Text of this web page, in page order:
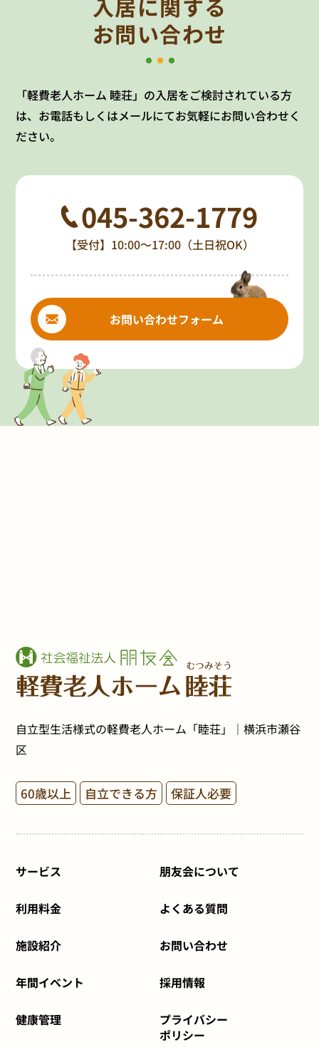
入居に関する
お問い合わせ
「軽費老人ホーム 睦荘」の入居をご検討されている方
は、お電話もしくはメールにてお気軽にお問い合わせく
ださい。
045-362-1779
【受付】10:00～17:00（土日祝OK）
お問い合わせフォーム
自立型生活様式の軽費老人ホーム「睦荘」｜横浜市瀬谷
区
60歳以上 自立できる方 保証人必要
サービス
利用料金
施設紹介
年間イベント
健康管理
朋友会について
よくある質問
お問い合わせ
採用情報
プライバシー
ポリシー